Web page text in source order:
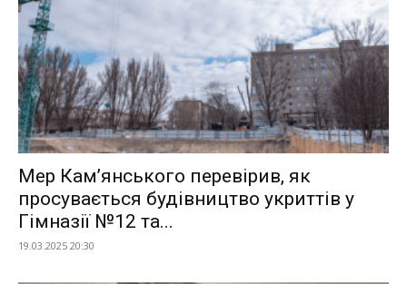
Мер Кам’янського перевірив, як
просувається будівництво укриттів у
Гімназії №12 та...
19.03.2025 20:30